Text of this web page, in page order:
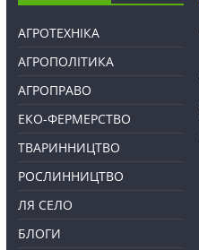
АГРОТЕХНІКА
АГРОПОЛІТИКА
АГРОПРАВО
ЕКО-ФЕРМЕРСТВО
ТВАРИННИЦТВО
РОСЛИННИЦТВО
ЛЯ СЕЛО
БЛОГИ